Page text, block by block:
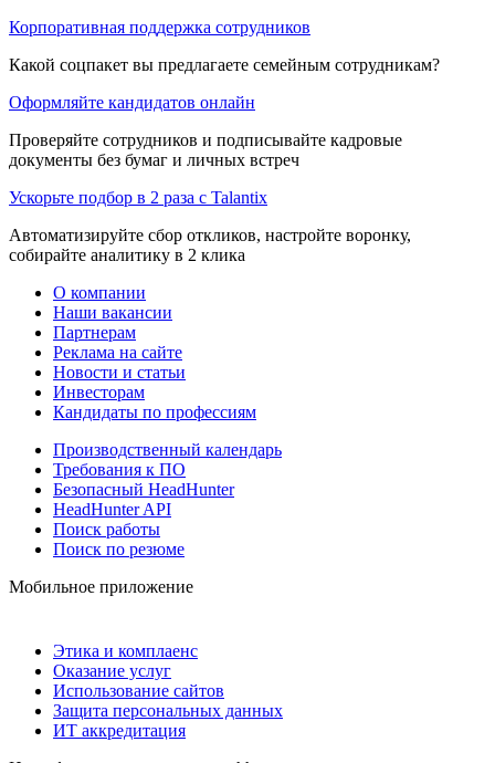
Корпоративная поддержка сотрудников
Какой соцпакет вы предлагаете семейным сотрудникам?
Оформляйте кандидатов онлайн
Проверяйте сотрудников и подписывайте кадровые
документы без бумаг и личных встреч
Ускорьте подбор в 2 раза с Talantix
Автоматизируйте сбор откликов, настройте воронку,
собирайте аналитику в 2 клика
О компании
Наши вакансии
Партнерам
Реклама на сайте
Новости и статьи
Инвесторам
Кандидаты по профессиям
Производственный календарь
Требования к ПО
Безопасный HeadHunter
HeadHunter API
Поиск работы
Поиск по резюме
Мобильное приложение
Этика и комплаенс
Оказание услуг
Использование сайтов
Защита персональных данных
ИТ аккредитация